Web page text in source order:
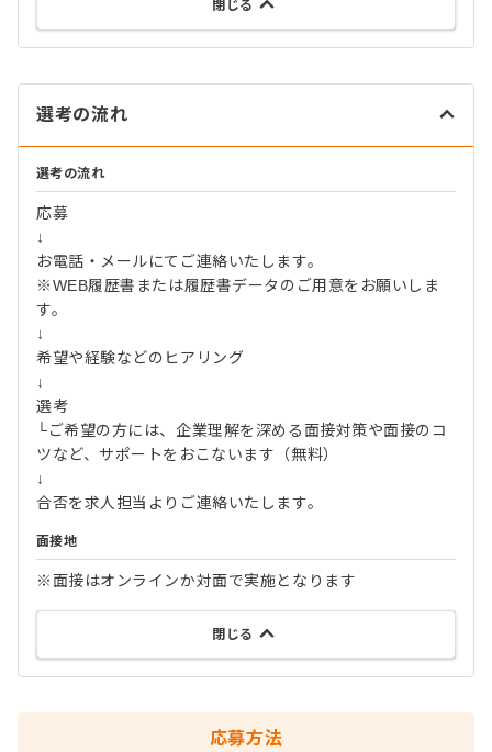
閉じる
選考の流れ
選考の流れ
応募
↓
お電話・メールにてご連絡いたします。
※WEB履歴書または履歴書データのご用意をお願いしま
す。
↓
希望や経験などのヒアリング
↓
選考
└ご希望の方には、企業理解を深める面接対策や面接のコ
ツなど、サポートをおこないます（無料）
↓
合否を求人担当よりご連絡いたします。
面接地
※面接はオンラインか対面で実施となります
閉じる
応募方法